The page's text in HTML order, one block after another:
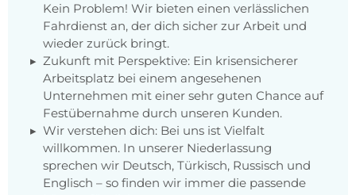
Kein Problem! Wir bieten einen verlässlichen
Fahrdienst an, der dich sicher zur Arbeit und
wieder zurück bringt.
Zukunft mit Perspektive: Ein krisensicherer
Arbeitsplatz bei einem angesehenen
Unternehmen mit einer sehr guten Chance auf
Festübernahme durch unseren Kunden.
Wir verstehen dich: Bei uns ist Vielfalt
willkommen. In unserer Niederlassung
sprechen wir Deutsch, Türkisch, Russisch und
Englisch – so finden wir immer die passende